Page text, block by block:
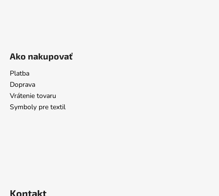
Ako nakupovať
Platba
Doprava
Vrátenie tovaru
Symboly pre textil
Kontakt